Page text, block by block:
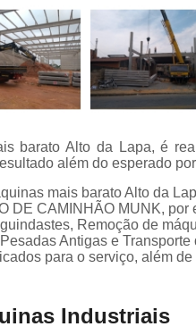
barato Alto da Lapa, é
além do esperado
mais barato Alto da
DE CAMINHÃO MUNK,
Remoção de
Antigas e
para o serviço, além
Industriais